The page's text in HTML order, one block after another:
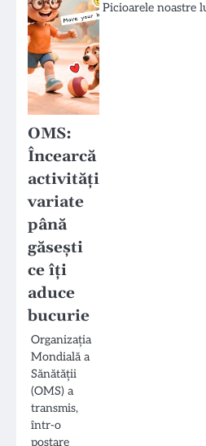
OMS:
Încearcă
activități
variate
până
găsești
ce îți
aduce
bucurie
Organizația
Mondială a
Sănătății
(OMS) a
transmis,
într-o
postare
Picioarele noastre